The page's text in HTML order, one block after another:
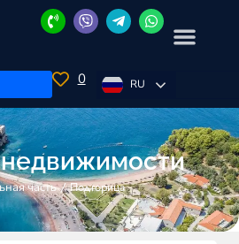
0 RU
часть/Подгорица